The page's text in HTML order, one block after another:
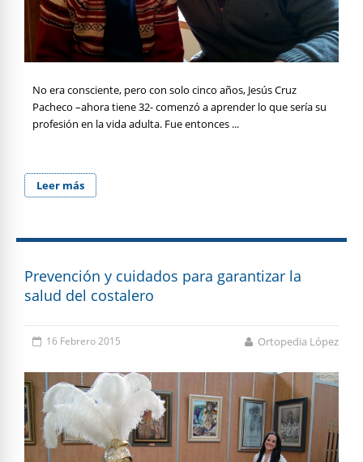
No era consciente, pero con solo cinco años, Jesús Cruz
Pacheco –ahora tiene 32- comenzó a aprender lo que sería su
profesión en la vida adulta. Fue entonces ...
Leer más
Prevención y cuidados para garantizar la
salud del costalero
16 Febrero 2015 Ortopedia López